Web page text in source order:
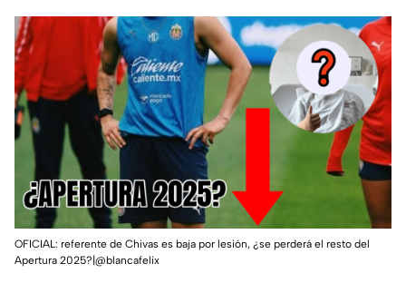
OFICIAL: referente de Chivas es baja por lesión, ¿se perderá el resto del
Apertura 2025?|@blancafelix